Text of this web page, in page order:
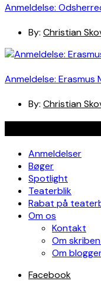
Anmeldelse:
By: Christian
Anmeldelse:
By: Christian
Anmeldelser
Bøger
Spotlight
Teaterblik
Rabat på
Om os
Kontakt
Om
Om
Facebook